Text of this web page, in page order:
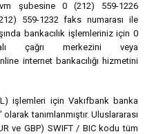
şubesine 0 (212) 559-1226
559-1232 faks numarası ile
bankacılık işlemleriniz için 0
çağrı merkezini veya
internet bankacılığı hizmetini
işlemleri için Vakıfbank banka
tanımlanmıştır. Uluslararası
ve GBP) SWIFT / BIC kodu tüm